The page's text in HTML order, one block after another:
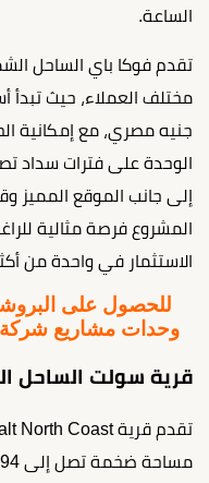
الساعة.
تقدم فوكا باي الساحل
إلى جانب الموقع المميز
المشروع فرصة مثالية
الاستثمار في واحدة من
للحصول على
وحدات مشاريع شركة
قرية سولت الساحل